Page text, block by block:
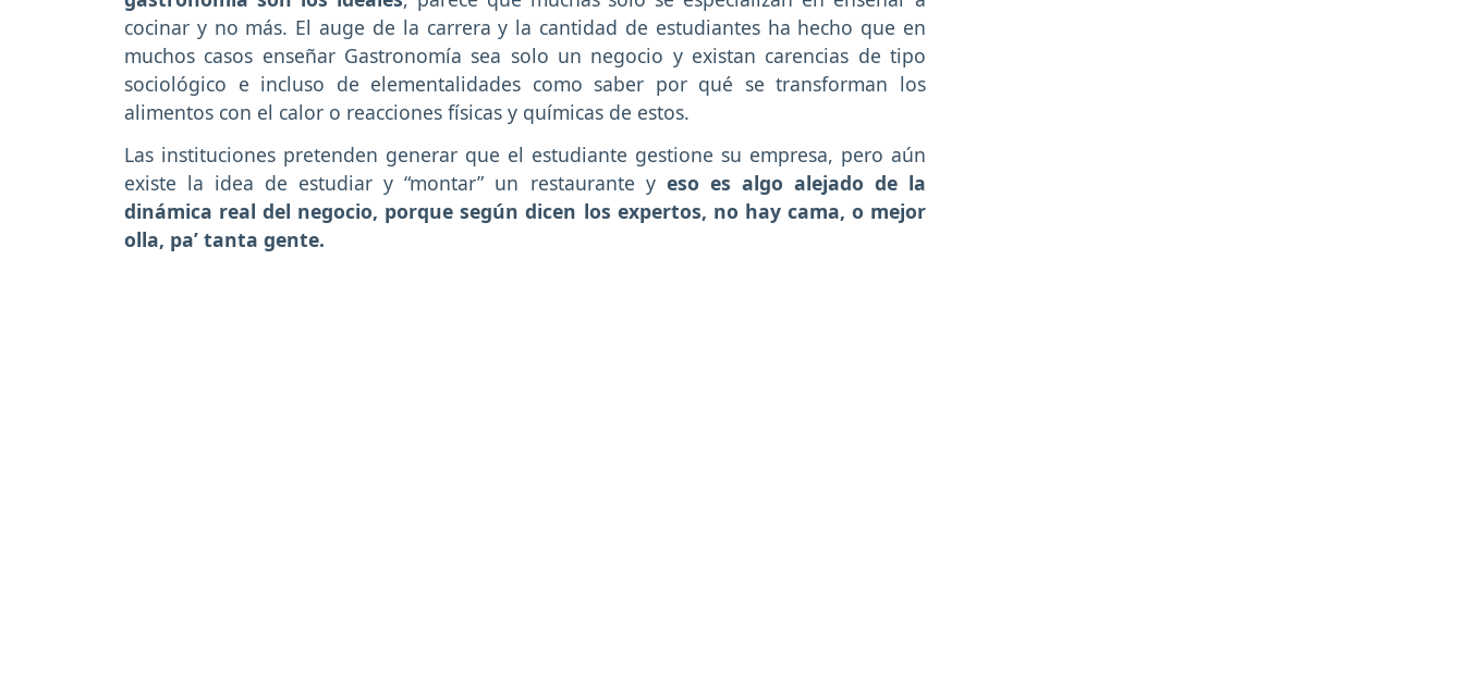
cocinar y no más. El auge de la carrera y la cantidad de estudiantes ha hecho que en
muchos casos enseñar Gastronomía sea solo un negocio y existan carencias de tipo
sociológico e incluso de elementalidades como saber por qué se transforman los
alimentos con el calor o reacciones físicas y químicas de estos.
Las instituciones pretenden generar que el estudiante gestione su empresa, pero aún
existe la idea de estudiar y “montar” un restaurante yeso es algo alejado de la
dinámica real del negocio, porque según dicen los expertos, no hay cama, o mejor
olla, pa’ tanta gente.